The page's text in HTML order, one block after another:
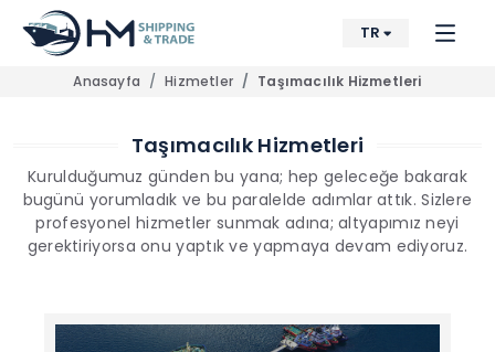
TR
Anasayfa Hizmetler Taşımacılık Hizmetleri
Taşımacılık Hizmetleri
Kurulduğumuz günden bu yana; hep geleceğe bakarak
bugünü yorumladık ve bu paralelde adımlar attık. Sizlere
profesyonel hizmetler sunmak adına; altyapımız neyi
gerektiriyorsa onu yaptık ve yapmaya devam ediyoruz.